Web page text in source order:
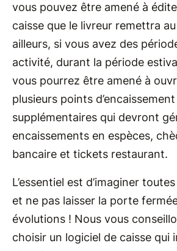
vous pouvez être amené à
caisse que le livreur remettra
ailleurs, si vous avez des
activité, durant la période
vous pourrez être amené à
plusieurs points d’encaissement
supplémentaires qui devront
encaissements en espèces,
bancaire et tickets restaurant.
L’essentiel est d’imaginer
et ne pas laisser la porte
évolutions ! Nous vous
choisir un logiciel de caisse qui